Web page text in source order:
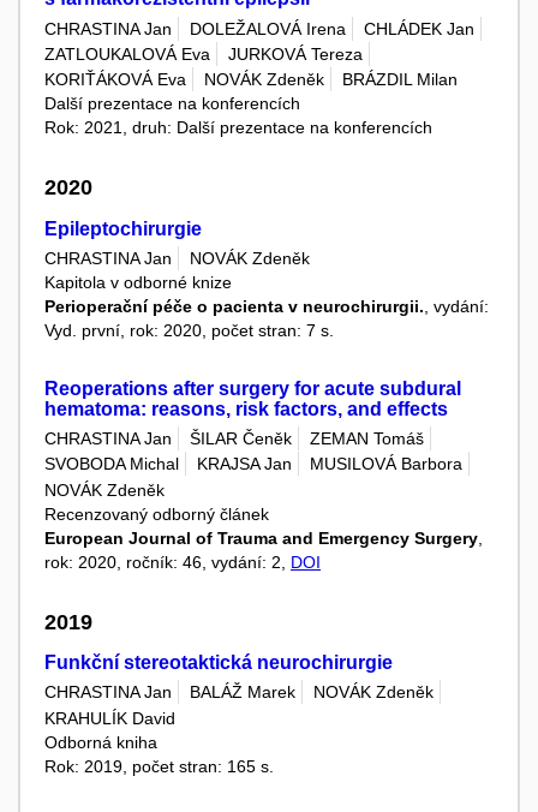
CHRASTINA Jan DOLEŽALOVÁ Irena
CHLÁDEK Jan
ZATLOUKALOVÁ Eva
JURKOVÁ Tereza
KORIŤÁKOVÁ Eva
NOVÁK Zdeněk
BRÁZDIL Milan
Další prezentace na konferencích
Rok: 2021, druh: Další prezentace na konferencích
2020
Epileptochirurgie
CHRASTINA Jan
NOVÁK Zdeněk
Kapitola v odborné knize
Perioperační péče o pacienta v neurochirurgii. , vydání:
Vyd. první, rok: 2020, počet stran: 7 s.
Reoperations after surgery for acute subdural
hematoma: reasons, risk factors, and effects
CHRASTINA Jan ŠILAR Čeněk
ZEMAN Tomáš
SVOBODA Michal
KRAJSA Jan
MUSILOVÁ Barbora
NOVÁK Zdeněk
Recenzovaný odborný článek
European Journal of Trauma and Emergency Surgery
rok: 2020, ročník: 46, vydání: 2, DOI
2019
Funkční stereotaktická neurochirurgie
CHRASTINA Jan BALÁŽ Marek
NOVÁK Zdeněk
KRAHULÍK David
Odborná kniha
Rok: 2019, počet stran: 165 s.